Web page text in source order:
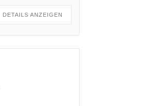
DETAILS ANZEIGEN